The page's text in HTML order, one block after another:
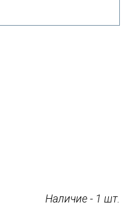
Наличие - 1 шт.